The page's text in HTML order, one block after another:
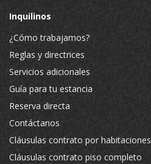
Inquilinos
¿Cómo trabajamos?
Reglas y directrices
Servicios adicionales
Guía para tu estancia
Reserva directa
Contáctanos
Cláusulas contrato por habitaciones
Cláusulas contrato piso completo